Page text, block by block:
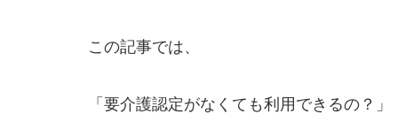
この記事では、
「要介護認定がなくても利用できるの？」